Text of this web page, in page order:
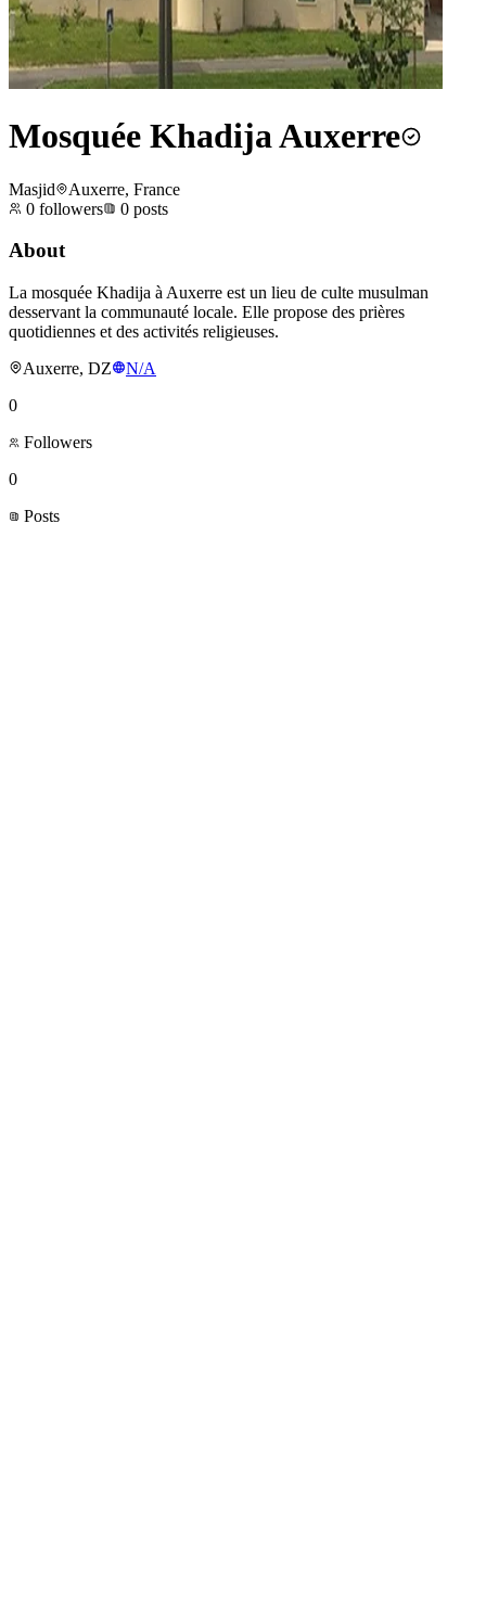
Mosquée Khadija Auxerre
Masjid
Auxerre, France
0 followers 0 posts
About
La mosquée Khadija à Auxerre est un lieu de culte musulman
desservant la communauté locale. Elle propose des prières
quotidiennes et des activités religieuses.
Auxerre, DZ
N/A
0
Followers
0
Posts